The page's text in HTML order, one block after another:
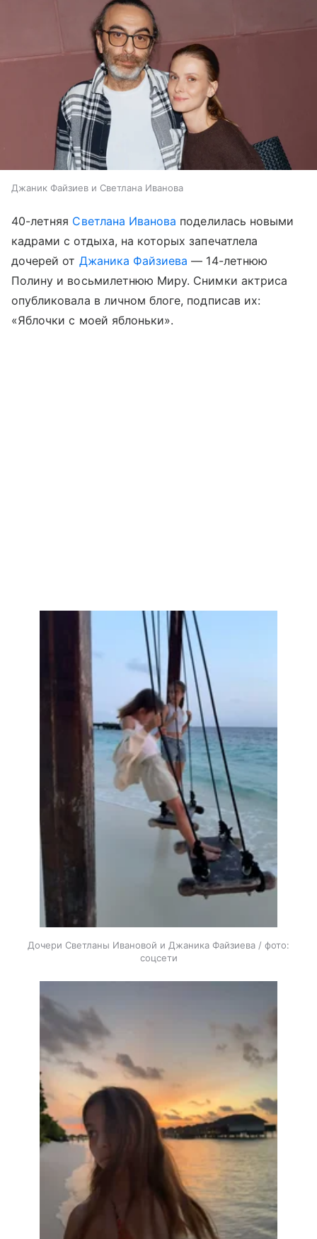
Джаник Файзиев и Светлана Иванова
40-летняя Светлана Иванова поделилась новыми
кадрами с отдыха, на которых запечатлела
дочерей от Джаника Файзиева — 14-летнюю
Полину и восьмилетнюю Миру. Снимки актриса
опубликовала в личном блоге, подписав их:
«Яблочки с моей яблоньки».
Дочери Светланы Ивановой и Джаника Файзиева / фото:
соцсети